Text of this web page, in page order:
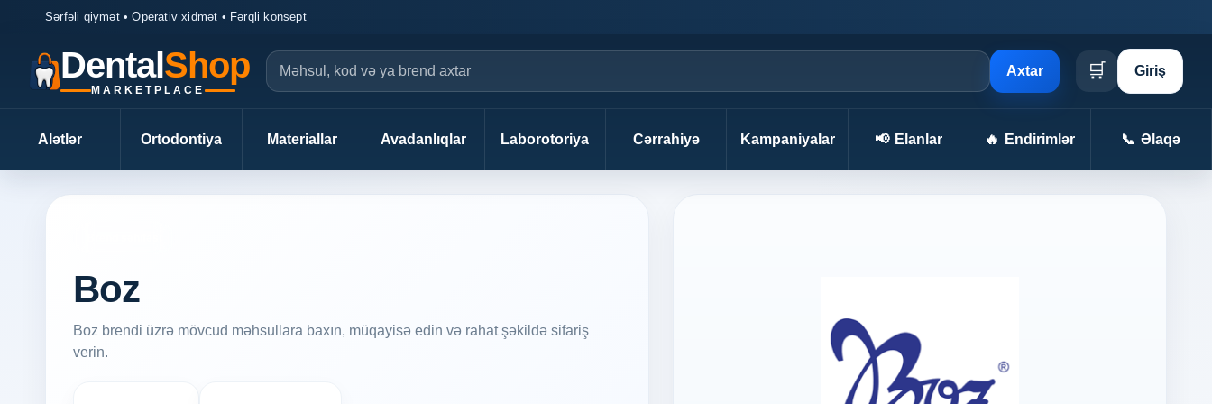
Sərfəli qiymət • Operativ xidmət • Fərqli konsept
DentalShop
MARKETPLACE
Axtar 🛒 Giriş
Alətlər Ortodontiya Materiallar Avadanlıqlar Laborotoriya Cərrahiyə Kampaniyalar 📢 Elanlar 🔥 Endirimlər 📞 Əlaqə
Boz
Boz brendi üzrə mövcud məhsullara baxın, müqayisə edin və rahat şəkildə sifariş
verin.